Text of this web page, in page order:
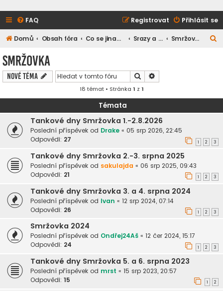
FAQ Přihlásit se
Registrovat
Domů Obsah fóra Co se jinam nevešlo Srazy a setkání Smržovka
Smržovka
Nové téma Hledat
18 témat • Stránka 1 z 1
Témata
Tankové dny Smržovka 1.-2.8.2026
Poslední příspěvek od Drake « 05 srp 2026, 22:45
Odpovědi: 27 1 2 3
Tankové dny Smržovka 2.-3. srpna 2025
Poslední příspěvek od sakulajda « 06 srp 2025, 09:43
Odpovědi: 21 1 2 3
Tankové dny Smržovka 3. a 4. srpna 2024
Poslední příspěvek od Ivan « 12 srp 2024, 07:14
Odpovědi: 26 1 2 3
Smržovka 2024
Poslední příspěvek od Ondřej24Aš « 12 čer 2024, 15:17
Odpovědi: 24 1 2 3
Tankové dny Smržovka 5. a 6. srpna 2023
Poslední příspěvek od mrst « 15 srp 2023, 20:57
Odpovědi: 15 1 2